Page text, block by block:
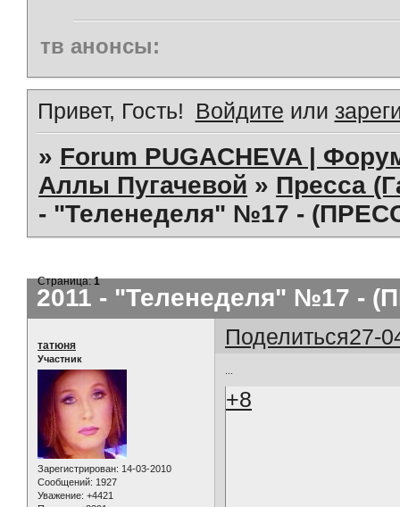
тв анонсы:
Привет, Гость! Войдите или
» Forum PUGACHEVA |
Аллы Пугачевой » Пресса
- "Теленеделя" №17 -
2011 - "Теленеделя" №17 -
Страница:1
Поделиться27-
татюня
Участник
Зарегистрирован: 14-03-2010
Сообщений: 1927
Уважение: +4421
+8